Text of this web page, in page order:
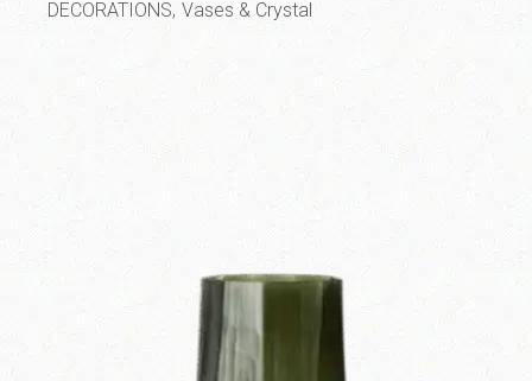
DECORATIONS Vases & Crystal